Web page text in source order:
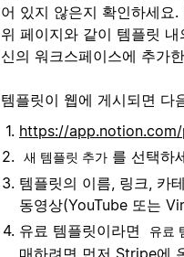
어 있지 않은지 확인하세요
위 페이지와 같이 템플릿
신의 워크스페이스에 추가
템플릿이 웹에 게시되면 다
https://
새 템플릿 추가 를 선택하
템플릿의 이름, 링크, 카
동영상(YouTube 또는
유료 템플릿이라면
유료
매하려면 먼저 Stripe에